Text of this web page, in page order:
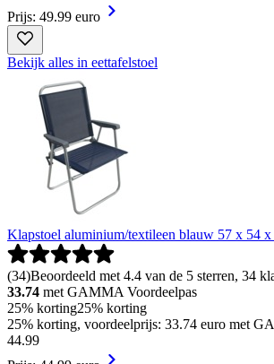
Prijs: 49.99 euro
Bekijk alles in eettafelstoel
Klapstoel aluminium/textileen blauw 57 x 54 x
(34)Beoordeeld met 4.4 van de 5 sterren, 34
33.74 met GAMMA Voordeelpas
25% korting25% korting
25% korting, voordeelprijs: 33.74 euro met
44.99